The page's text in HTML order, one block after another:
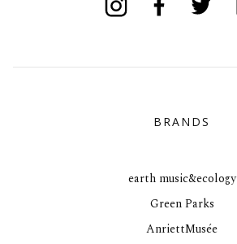
BRANDS
earth music&ecology
Green Parks
AnriettMusée